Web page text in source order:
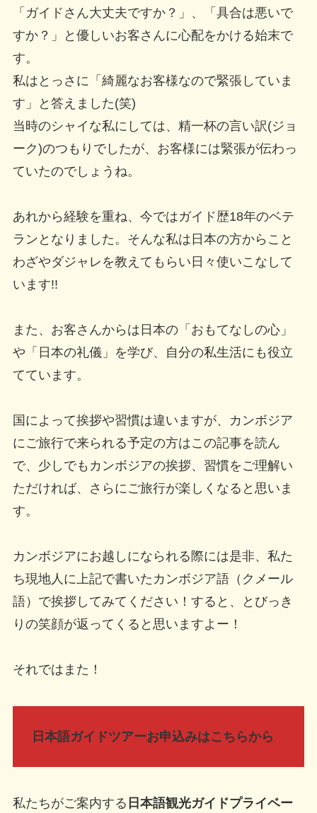
「ガイドさん大丈夫ですか？」、「具合は悪いで
すか？」と優しいお客さんに心配をかける始末で
す。
私はとっさに「綺麗なお客様なので緊張していま
す」と答えました(笑)
当時のシャイな私にしては、精一杯の言い訳(ジョ
ーク)のつもりでしたが、お客様には緊張が伝わっ
ていたのでしょうね。
あれから経験を重ね、今ではガイド歴18年のベテ
ランとなりました。そんな私は日本の方からこと
わざやダジャレを教えてもらい日々使いこなして
います!!
また、お客さんからは日本の「おもてなしの心」
や「日本の礼儀」を学び、自分の私生活にも役立
てています。
国によって挨拶や習慣は違いますが、カンボジア
にご旅行で来られる予定の方はこの記事を読ん
で、少しでもカンボジアの挨拶、習慣をご理解い
ただければ、さらにご旅行が楽しくなると思いま
す。
カンボジアにお越しになられる際には是非、私た
ち現地人に上記で書いたカンボジア語（クメール
語）で挨拶してみてください！すると、とびっき
りの笑顔が返ってくると思いますよー！
それではまた！
日本語ガイドツアーお申込みはこちらから
私たちがご案内する 日本語観光ガイドプライベー